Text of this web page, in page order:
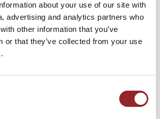
about your use of our site with
advertising and analytics partners who
other information that you’ve
or that they’ve collected from your use
PRESSE UND BLOG